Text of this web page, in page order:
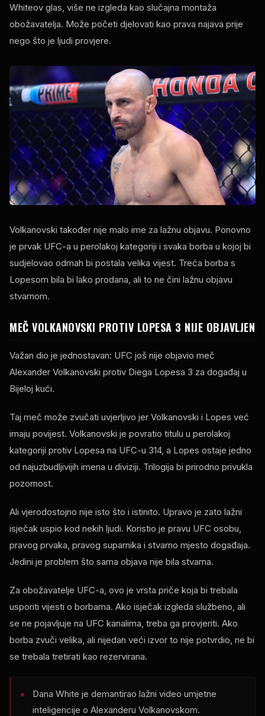
Whiteov glas, više ne izgleda kao slučajna montaža
obožavatelja. Može početi djelovati kao prava najava prije
nego što je ljudi provjere.
Volkanovski također nije malo ime za lažnu objavu. Ponovno
je prvak UFC-a u perolakoj kategoriji i svaka borba u kojoj bi
sudjelovao odmah bi postala velika vijest. Treća borba s
Lopesom bila bi lako prodana, ali to ne čini lažnu objavu
stvarnom.
MEČ VOLKANOVSKI PROTIV LOPESA 3 NIJE OBJAVLJEN
Važan dio je jednostavan: UFC još nije objavio meč
Alexander Volkanovski protiv Diega Lopesa 3 za događaj u
Bijeloj kući.
Taj meč može zvučati uvjerljivo jer Volkanovski i Lopes već
imaju povijest. Volkanovski je povratio titulu u perolakoj
kategoriji protiv Lopesa na UFC-u 314, a Lopes ostaje jedno
od najuzbudljivijih imena u diviziji. Trilogija bi prirodno privukla
pozornost.
Ali vjerodostojno nije isto što i istinito. Upravo je zato lažni
isječak uspio kod nekih ljudi. Koristio je pravu UFC osobu,
pravog prvaka, pravog suparnika i stvarno mjesto događaja.
Jedini je problem što sama objava nije bila stvarna.
Za obožavatelje UFC-a, ovo je vrsta priče koja bi trebala
usporiti vijesti o borbama. Ako isječak izgleda službeno, ali
se ne pojavljuje na UFC kanalima, treba ga provjeriti. Ako
borba zvuči velika, ali nijedan veći izvor to nije potvrdio, ne bi
se trebala tretirati kao rezervirana.
Dana White je demantirao lažni video umjetne
inteligencije o Alexanderu Volkanovskom.